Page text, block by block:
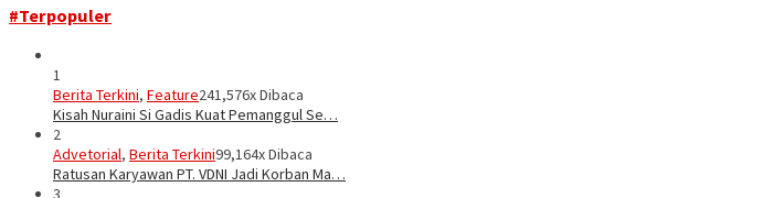
#Terpopuler
1
Berita Terkini, Feature241,576x Dibaca
Kisah Nuraini Si Gadis Kuat Pemanggul Se…
2
Advetorial, Berita Terkini99,164x Dibaca
Ratusan Karyawan PT. VDNI Jadi Korban Ma…
3